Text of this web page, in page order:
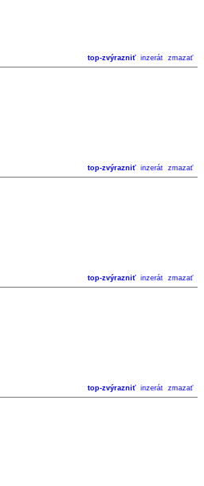
top-zvýrazniť inzerát zmazať
top-zvýrazniť inzerát zmazať
top-zvýrazniť inzerát zmazať
top-zvýrazniť inzerát zmazať